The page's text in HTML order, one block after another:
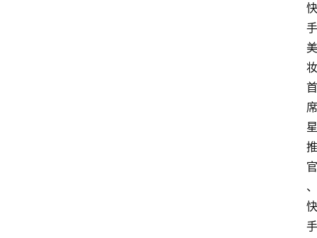
快
手
美
妆
首
席
星
推
官
、
快
手